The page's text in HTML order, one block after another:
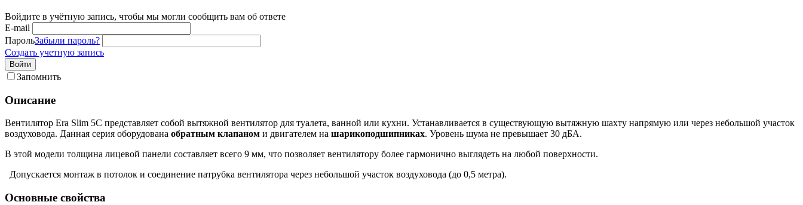
Войдите в учётную запись, чтобы мы могли сообщить вам об ответе
E-mail
ПарольЗабыли пароль?
Создать учетную запись
Войти
Запомнить
Описание
Вентилятор Era Slim 5C представляет собой вытяжной вентилятор для туалета, ванной или кухни. Устанавливается в существующую вытяжную шахту напрямую или через небольшой участок
воздуховода. Данная серия оборудована обратным клапаном и двигателем на шарикоподшипниках. Уровень шума не превышает 30 дБА.
В этой модели толщина лицевой панели составляет всего 9 мм, что позволяет вентилятору более гармонично выглядеть на любой поверхности.
Допускается монтаж в потолок и соединение патрубка вентилятора через небольшой участок воздуховода (до 0,5 метра).
Основные свойства